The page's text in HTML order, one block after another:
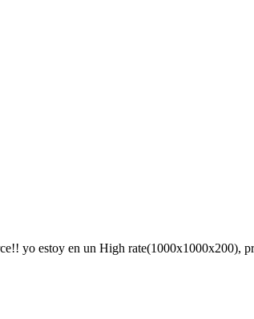
yo estoy en un High rate(1000x1000x200),